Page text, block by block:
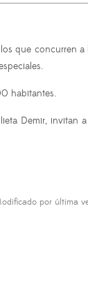
que concurren a
habitantes.
Demir, invitan
por última